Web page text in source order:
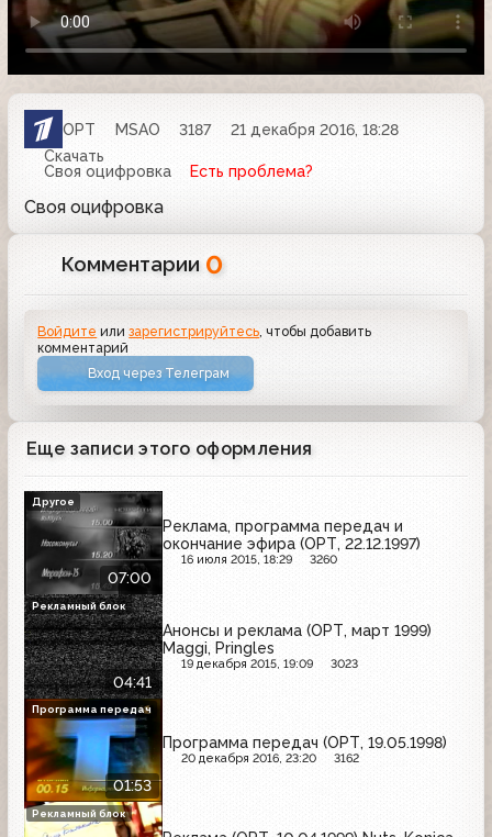
ОРТ MSAO 3187
21 декабря 2016, 18:28
Скачать
Своя оцифровка
Есть проблема?
Своя оцифровка
Комментарии 0
Войдите илизарегистрируйтесь, чтобы добавить
комментарий
Вход через Телеграм
Еще записи этого оформления
07:00
Реклама, программа передач и
окончание эфира (ОРТ, 22.12.1997)
16 июля 2015, 18:29 3260
Другое
04:41
Анонсы и реклама (ОРТ, март 1999)
Maggi, Pringles
19 декабря 2015, 19:09 3023
Рекламный блок
01:53
Программа передач (ОРТ, 19.05.1998)
20 декабря 2016, 23:20 3162
Программа передач
Рекламный блок